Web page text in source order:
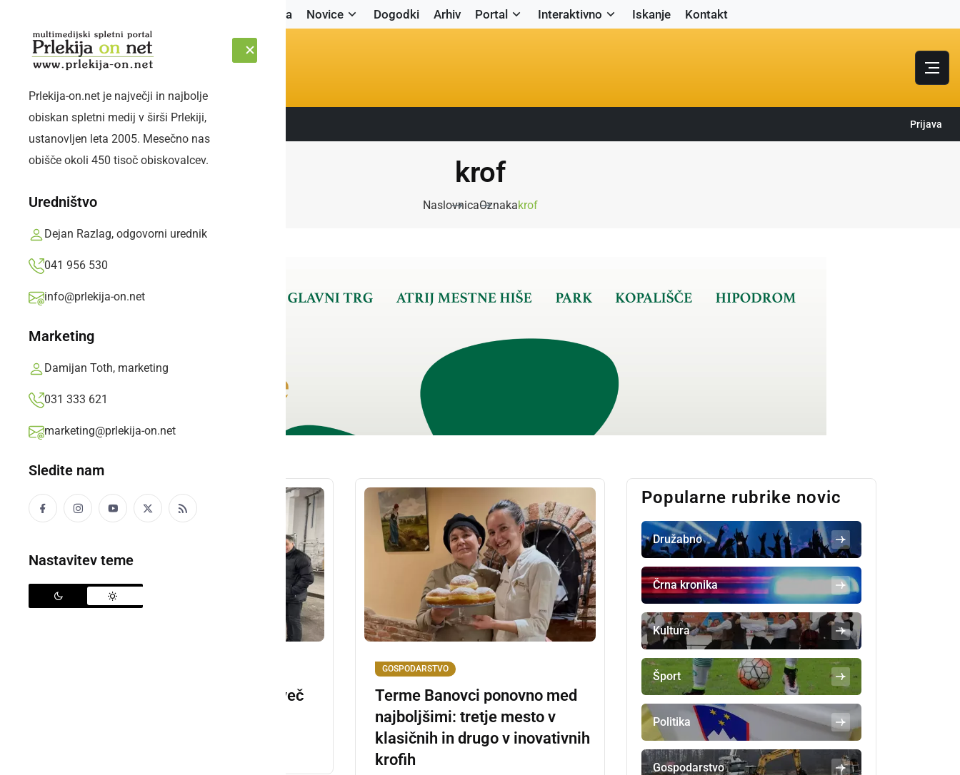
Naslovnica Novice Dogodki Arhiv Portal Interaktivno Iskanje Kontakt
PETEK, 7. AVGUST 2026 Sledite nam: Prijava
Prlekija-on.net je največji in najbolje
obiskan spletni medij v širši Prlekiji,
ustanovljen leta 2005. Mesečno nas
obišče okoli 450 tisoč obiskovalcev.
Uredništvo
Dejan Razlag, odgovorni urednik
041 956 530
info@prlekija-on.net
Marketing
Damijan Toth, marketing
031 333 621
marketing@prlekija-on.net
Sledite nam
Nastavitev teme
krof
NaslovnicaOznakakrof
V dobrodelni akciji zbrali več
GOSPODARSTVO
Terme Banovci ponovno med
najboljšimi: tretje mesto v
klasičnih in drugo v inovativnih
krofih
Popularne rubrike novic
Družabno
Črna kronika
Kultura
Šport
Politika
Gospodarstvo